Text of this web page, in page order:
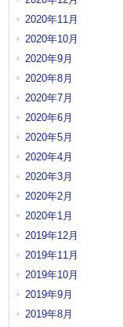
2020年11月
2020年10月
2020年9月
2020年8月
2020年7月
2020年6月
2020年5月
2020年4月
2020年3月
2020年2月
2020年1月
2019年12月
2019年11月
2019年10月
2019年9月
2019年8月